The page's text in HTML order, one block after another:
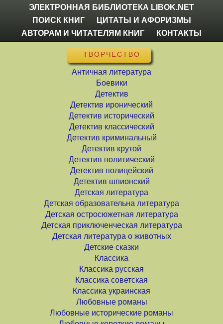
ЭЛЕКТРОННАЯ БИБЛИОТЕКА LIBOK.NET
ПОИСК КНИГ
ЦИТАТЫ И АФОРИЗМЫ
АВТОРАМ И ЧИТАТЕЛЯМ КНИГ
КОНТАКТЫ
ТВОРЧЕСТВО
Античная литература
Боевики
Детектив
Детектив иронический
Детектив исторический
Детектив классический
Детектив криминальный
Детектив крутой
Детектив политический
Детектив полицейский
Детектив шпионский
Детская литература
Детская образовательна литература
Детская остросюжетная литература
Детская приключенческая литература
Детская литература о животных
Детские сказки
Классика
Классика русская
Классика советская
Классика украинская
Любовные романы
Любовные исторические романы